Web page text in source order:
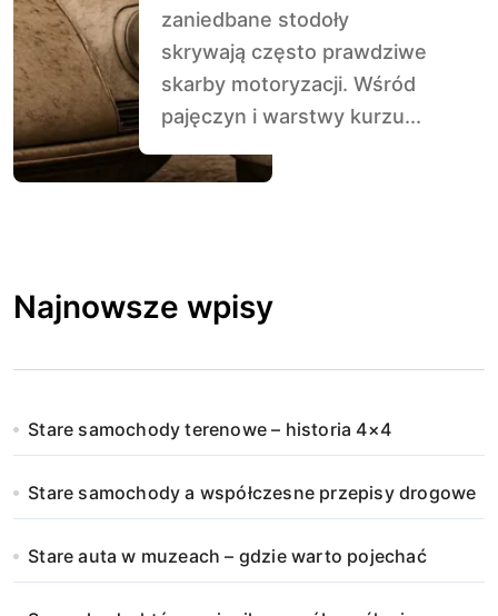
zaniedbane stodoły
skrywają często prawdziwe
skarby motoryzacji. Wśród
pajęczyn i warstwy kurzu...
Najnowsze wpisy
Stare samochody terenowe – historia 4×4
Stare samochody a współczesne przepisy drogowe
Stare auta w muzeach – gdzie warto pojechać